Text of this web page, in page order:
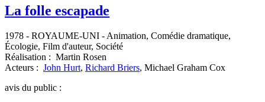
La folle escapade
1978 - ROYAUME-UNI - Animation, Comédie dramatique,
Écologie, Film d'auteur, Société
Réalisation : Martin Rosen
Acteurs : John Hurt, Richard Briers, Michael Graham Cox
avis du public :